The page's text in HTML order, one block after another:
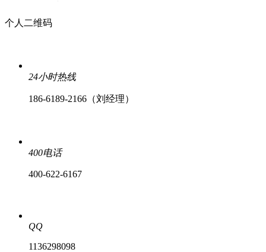
个人二维码
24小时热线
186-6189-2166（刘经理）
400电话
400-622-6167
QQ
1136298098